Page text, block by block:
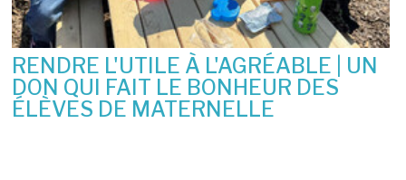
RENDRE L'UTILE À L'AGRÉABLE | UN
DON QUI FAIT LE BONHEUR DES
ÉLÈVES DE MATERNELLE